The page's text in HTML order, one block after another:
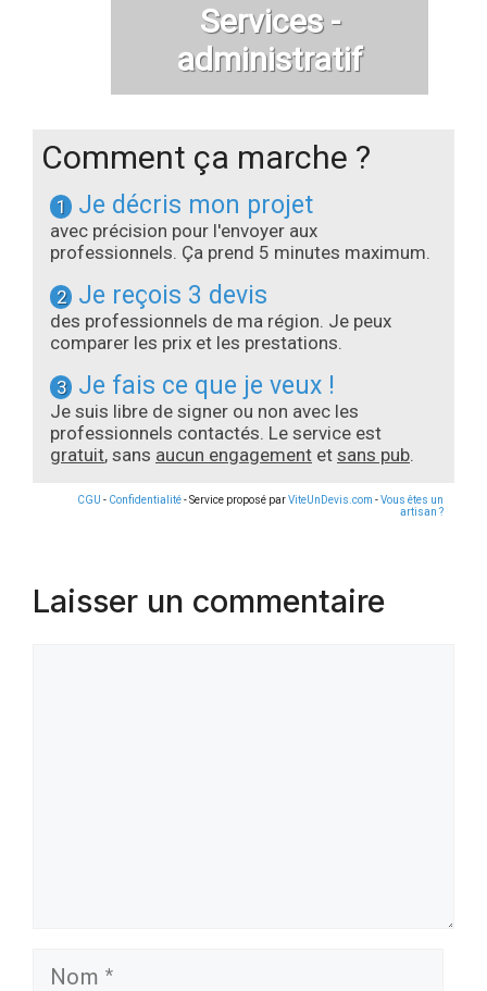
Services -
administratif
Comment ça marche ?
1 Je décris mon projet
avec précision pour l'envoyer aux
professionnels. Ça prend 5 minutes maximum.
2 Je reçois 3 devis
des professionnels de ma région. Je peux
comparer les prix et les prestations.
3 Je fais ce que je veux !
Je suis libre de signer ou non avec les
professionnels contactés. Le service est
gratuit, sans aucun engagement et sans pub.
CGU - Confidentialité- Service proposé parViteUnDevis.com -Vous êtes un
artisan ?
Laisser un commentaire
Nom